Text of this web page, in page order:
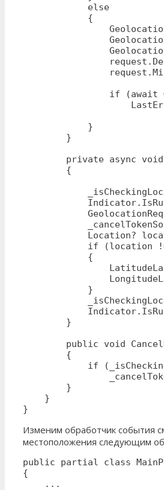
            else
            {
if (await
            }
        }
private async
        {
Location?
if (location
            {
            }
        }
public void
        {
if
        }
    }
}
Изменим обработчик события
местоположения следующим
public partial class
{
    ...